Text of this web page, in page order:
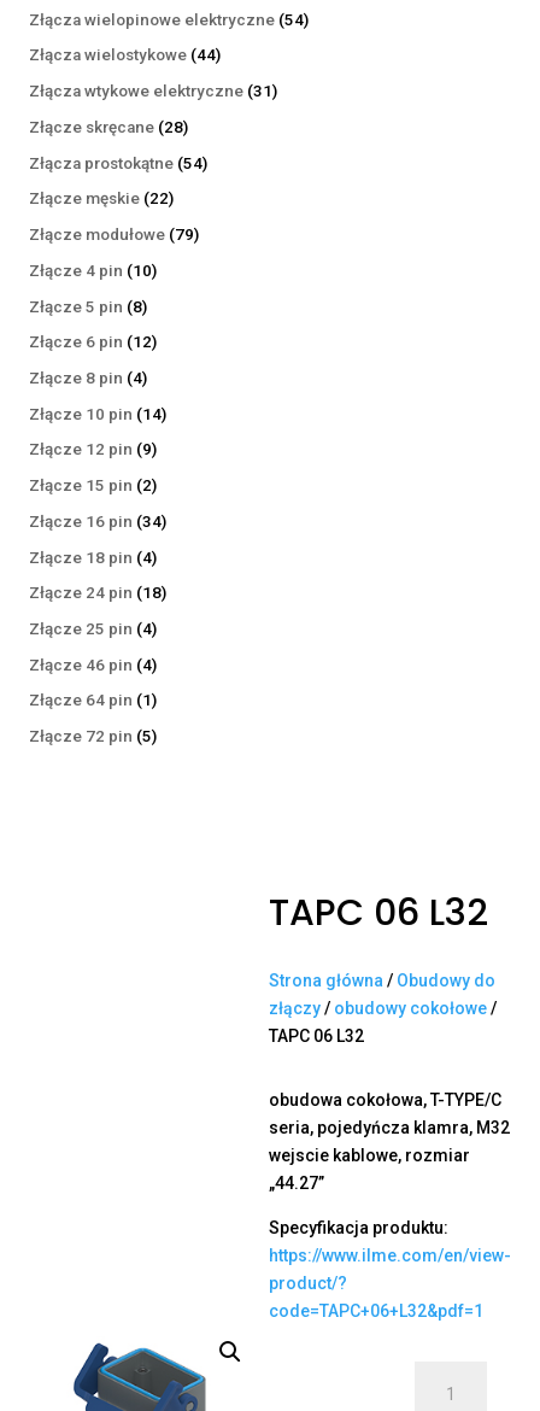
produktów
Złącza wielopinowe elektryczne 5454
Złącza wielostykowe 4444
produkty
Złącza wtykowe elektryczne 3131
Złącze skręcane 2828
produktów
Złącza prostokątne 5454
Złącze męskie 2222
produkty
Złącze modułowe 7979
Złącze 4 pin 1010
Złącze 5 pin 88
produktów
Złącze 6 pin 1212
Złącze 8 pin 44
produkty
Złącze 10 pin 1414
Złącze 12 pin 99
produktów
Złącze 15 pin 22
produkty
Złącze 16 pin 3434
Złącze 18 pin 44
produkty
Złącze 24 pin 1818
Złącze 25 pin 44
produkty
Złącze 46 pin 44
produkty
Złącze 64 pin 11
produkt
Złącze 72 pin 55
TAPC 06 L32
Strona główna / Obudowy do
złączy/ obudowy cokołowe/
TAPC 06 L32
obudowa cokołowa, T-TYPE/C
seria, pojedyńcza klamra, M32
wejscie kablowe, rozmiar
„44.27”
Specyfikacja produktu:
https://www.ilme.com/en/view-
product/?
code=TAPC+06+L32&pdf=1
TAPC